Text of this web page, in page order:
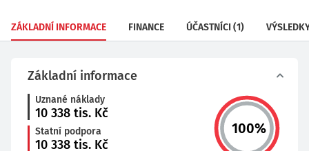
ZÁKLADNÍ INFORMACE FINANCE ÚČASTNÍCI (1)
Základní informace
Uznané náklady
10 338 tis. Kč
Statní podpora
10 338 tis. Kč
100%